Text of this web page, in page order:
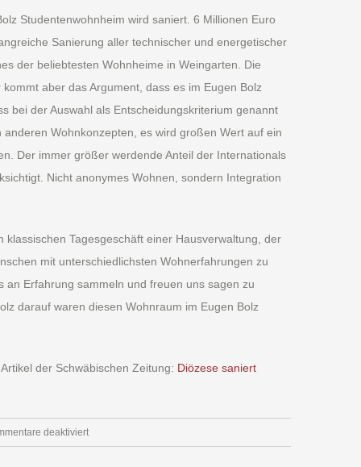
Studentenwohnheim wird saniert. 6 Millionen Euro
Sanierung aller technischer und energetischer
der beliebtesten Wohnheime in Weingarten. Die
aber das Argument, dass es im Eugen Bolz
bei der Auswahl als Entscheidungskriterium genannt
Wohnkonzepten, es wird großen Wert auf ein
Der immer größer werdende Anteil der Internationals
Nicht anonymes Wohnen, sondern Integration
Tagesgeschäft einer Hausverwaltung, der
mit unterschiedlichsten Wohnerfahrungen zu
Erfahrung sammeln und freuen uns sagen zu
darauf waren diesen Wohnraum im Eugen Bolz
der Schwäbischen Zeitung: Diözese saniert
deaktiviertfür
Eugen